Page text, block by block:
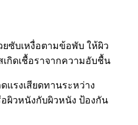
ซับเหงื่อตามข้อพับ ให้ผิว
กิดเชื้อราจากความอับชื้น
แรงเสียดทานระหว่าง
ผิวหนังกับผิวหนัง ป้องกัน